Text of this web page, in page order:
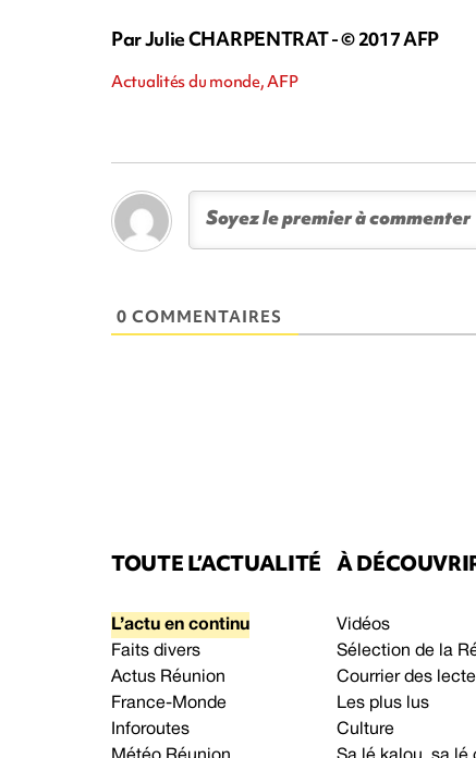
Par Julie CHARPENTRAT - © 2017 AFP
Actualités du monde, AFP
0 COMMENTAIRES
TOUTE L’ACTUALITÉ
L’actu en continu
Faits divers
Actus Réunion
France-Monde
Inforoutes
À
Vidéos
Sélection de la
Courrier des
Les plus lus
Culture